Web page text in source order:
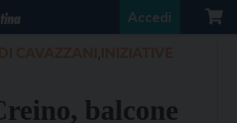
Accedi
,
balcone